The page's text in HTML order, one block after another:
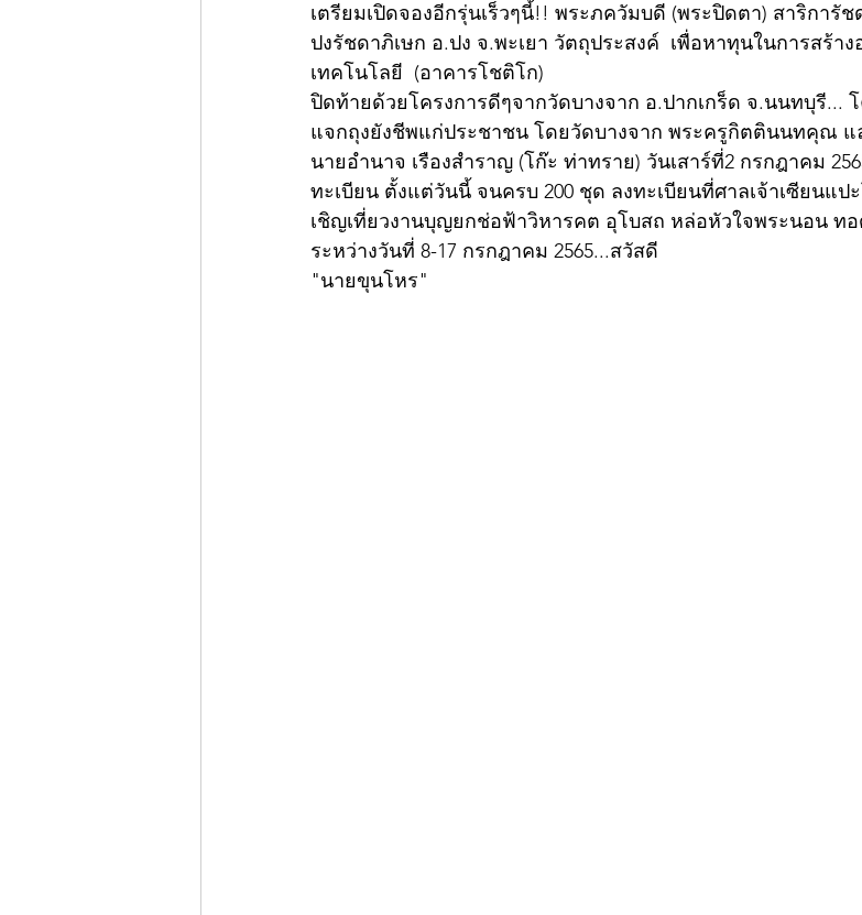
เตรียมเปิดจองอีกรุ่นเร็วๆนี้!! พระภควัมบดี (พระปิดตา) สาริการัช
ปงรัชดาภิเษก อ.ปง จ.พะเยา วัตถุประสงค์  เพื่อหาทุนในการสร้า
เทคโนโลยี  (อาคารโชติโก)
ปิดท้ายด้วยโครงการดีๆจากวัดบางจาก อ.ปากเกร็ด จ.นนทบุรี...
แจกถุงยังชีพแก่ประชาชน โดยวัดบางจาก พระครูกิตตินนทคุณ แ
นายอำนาจ เรืองสำราญ (โก๊ะ ท่าทราย) วันเสาร์ที่2 กรกฎาคม
ทะเบียน ตั้งแต่วันนี้ จนครบ 200 ชุด ลงทะเบียนที่ศาลเจ้าเซียนแ
เชิญเที่ยวงานบุญยกช่อฟ้าวิหารคต อุโบสถ หล่อหัวใจพระนอน ท
ระหว่างวันที่ 8-17 กรกฎาคม 2565...สวัสดี
"นายขุนโหร"